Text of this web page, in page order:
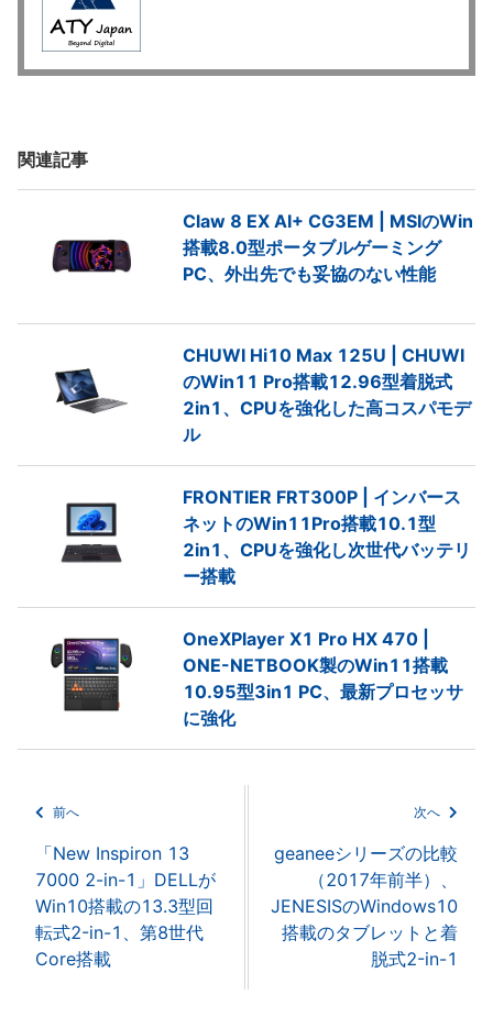
関連記事
Claw 8 EX AI+ CG3EM | MSIのWin
搭載8.0型ポータブルゲーミング
PC、外出先でも妥協のない性能
CHUWI Hi10 Max 125U | CHUWI
のWin11 Pro搭載12.96型着脱式
2in1、CPUを強化した高コスパモデ
ル
FRONTIER FRT300P | インバース
ネットのWin11Pro搭載10.1型
2in1、CPUを強化し次世代バッテリ
ー搭載
OneXPlayer X1 Pro HX 470 |
ONE-NETBOOK製のWin11搭載
10.95型3in1 PC、最新プロセッサ
に強化
前へ
「New Inspiron 13
7000 2-in-1」DELLが
Win10搭載の13.3型回
転式2-in-1、第8世代
Core搭載
次へ
geaneeシリーズの比較
（2017年前半）、
JENESISのWindows10
搭載のタブレットと着
脱式2-in-1